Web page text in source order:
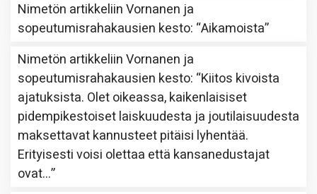
Nimetön artikkeliinVornanen ja
sopeutumisrahakausien kesto: “Aikamoista”
Nimetön artikkeliinVornanen ja
sopeutumisrahakausien kesto: “Kiitos kivoista
ajatuksista. Olet oikeassa, kaikenlaisiset
pidempikestoiset laiskuudesta ja joutilaisuudesta
maksettavat kannusteet pitäisi lyhentää.
Erityisesti voisi olettaa että kansanedustajat
ovat…”